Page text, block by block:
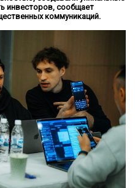
инвесторов, сообщает
коммуникаций.